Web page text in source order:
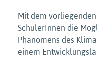
Mit dem
SchülerInnen die
Phänomens des
einem